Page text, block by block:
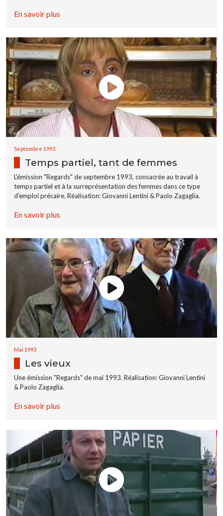
En savoir plus
Septembre 1993
Temps partiel, tant de femmes
L'émission "Regards" de septembre 1993, consacrée au travail à
temps partiel et à la surreprésentation des femmes dans ce type
d'emploi précaire. Réalisation: Giovanni Lentini & Paolo Zagaglia.
En savoir plus
Mai 1993
Les vieux
Une émission "Regards" de mai 1993. Réalisation: Giovanni Lentini
& Paolo Zagaglia.
En savoir plus